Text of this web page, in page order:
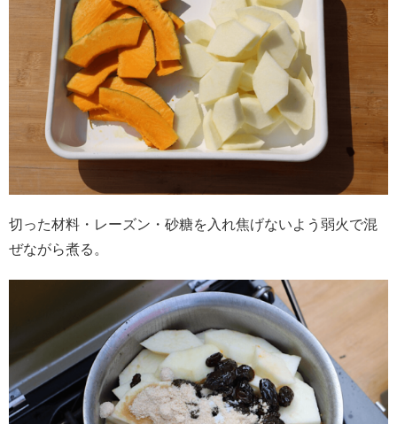
切った材料・レーズン・砂糖を入れ焦げないよう弱火で混
ぜながら煮る。